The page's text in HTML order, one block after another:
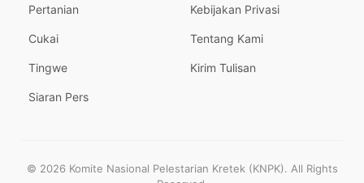
Pertanian
Cukai
Tingwe
Siaran Pers
Kebijakan Privasi
Tentang Kami
Kirim Tulisan
© 2026 Komite Nasional Pelestarian Kretek (KNPK). All Rights